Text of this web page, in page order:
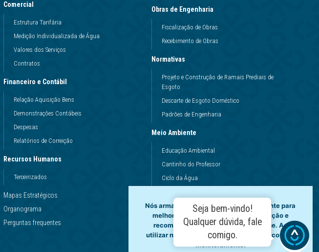
Comercial
Estrutura Tarifária
Medição Individualizada de Água
Valores dos Serviços
Contratos
Financeiro e Contábil
Relação Aquisição Bens
Demonstrações Contábeis
Despesas
Relatórios de Correição
Recursos Humanos
Terceirizados
Mapas Estratégicos
Organograma
Perguntas frequentes
Obras de Engenharia
Fiscalização de Obras
Recebimento de Obras
Normativas
Projeto e Construção de Ramais Prediais de
Esgoto
Descarte de Esgoto Doméstico
Padrões de Engenharia
Meio Ambiente
Educação Ambiental
Cantinho do Professor
Ciclo da Água
Dinâmicas da Escola
Princípios de Higiene
Utilização da Água
Nós armazenamos dados temporariamente para
melhorar a sua experiência de navegação e
recomendar conteúdo de seu interesse. Ao
utilizar nossos serviços, você concorda com tal
Seja bem-vindo!
Qualquer dúvida, fale
comigo.